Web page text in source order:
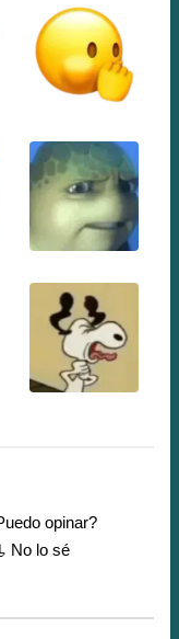
opinar?
No lo sé